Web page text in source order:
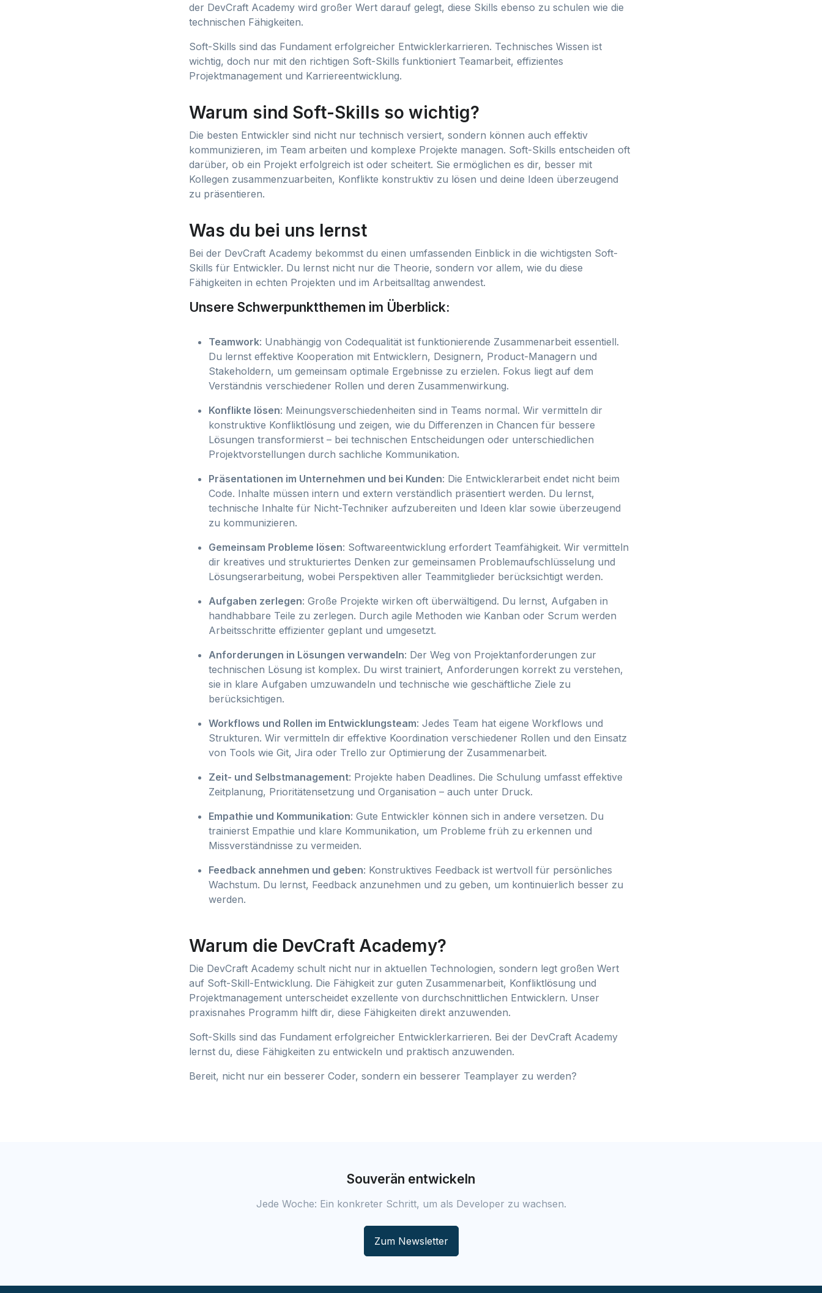
der DevCraft Academy wird großer Wert darauf gelegt, diese Skills ebenso zu schulen wie die
technischen Fähigkeiten.
Soft-Skills sind das Fundament erfolgreicher Entwicklerkarrieren. Technisches Wissen ist
wichtig, doch nur mit den richtigen Soft-Skills funktioniert Teamarbeit, effizientes
Projektmanagement und Karriereentwicklung.
Warum sind Soft-Skills so wichtig?
Die besten Entwickler sind nicht nur technisch versiert, sondern können auch effektiv
kommunizieren, im Team arbeiten und komplexe Projekte managen. Soft-Skills entscheiden oft
darüber, ob ein Projekt erfolgreich ist oder scheitert. Sie ermöglichen es dir, besser mit
Kollegen zusammenzuarbeiten, Konflikte konstruktiv zu lösen und deine Ideen überzeugend
zu präsentieren.
Was du bei uns lernst
Bei der DevCraft Academy bekommst du einen umfassenden Einblick in die wichtigsten Soft-
Skills für Entwickler. Du lernst nicht nur die Theorie, sondern vor allem, wie du diese
Fähigkeiten in echten Projekten und im Arbeitsalltag anwendest.
Unsere Schwerpunktthemen im Überblick:
Teamwork: Unabhängig von Codequalität ist funktionierende Zusammenarbeit essentiell.
Du lernst effektive Kooperation mit Entwicklern, Designern, Product-Managern und
Stakeholdern, um gemeinsam optimale Ergebnisse zu erzielen. Fokus liegt auf dem
Verständnis verschiedener Rollen und deren Zusammenwirkung.
Konflikte lösen: Meinungsverschiedenheiten sind in Teams normal. Wir vermitteln dir
konstruktive Konfliktlösung und zeigen, wie du Differenzen in Chancen für bessere
Lösungen transformierst – bei technischen Entscheidungen oder unterschiedlichen
Projektvorstellungen durch sachliche Kommunikation.
Präsentationen im Unternehmen und bei Kunden: Die Entwicklerarbeit endet nicht beim
Code. Inhalte müssen intern und extern verständlich präsentiert werden. Du lernst,
technische Inhalte für Nicht-Techniker aufzubereiten und Ideen klar sowie überzeugend
zu kommunizieren.
Gemeinsam Probleme lösen: Softwareentwicklung erfordert Teamfähigkeit. Wir vermitteln
dir kreatives und strukturiertes Denken zur gemeinsamen Problemaufschlüsselung und
Lösungserarbeitung, wobei Perspektiven aller Teammitglieder berücksichtigt werden.
Aufgaben zerlegen: Große Projekte wirken oft überwältigend. Du lernst, Aufgaben in
handhabbare Teile zu zerlegen. Durch agile Methoden wie Kanban oder Scrum werden
Arbeitsschritte effizienter geplant und umgesetzt.
Anforderungen in Lösungen verwandeln: Der Weg von Projektanforderungen zur
technischen Lösung ist komplex. Du wirst trainiert, Anforderungen korrekt zu verstehen,
sie in klare Aufgaben umzuwandeln und technische wie geschäftliche Ziele zu
berücksichtigen.
Workflows und Rollen im Entwicklungsteam: Jedes Team hat eigene Workflows und
Strukturen. Wir vermitteln dir effektive Koordination verschiedener Rollen und den Einsatz
von Tools wie Git, Jira oder Trello zur Optimierung der Zusammenarbeit.
Zeit- und Selbstmanagement: Projekte haben Deadlines. Die Schulung umfasst effektive
Zeitplanung, Prioritätensetzung und Organisation – auch unter Druck.
Empathie und Kommunikation: Gute Entwickler können sich in andere versetzen. Du
trainierst Empathie und klare Kommunikation, um Probleme früh zu erkennen und
Missverständnisse zu vermeiden.
Feedback annehmen und geben: Konstruktives Feedback ist wertvoll für persönliches
Wachstum. Du lernst, Feedback anzunehmen und zu geben, um kontinuierlich besser zu
werden.
Warum die DevCraft Academy?
Die DevCraft Academy schult nicht nur in aktuellen Technologien, sondern legt großen Wert
auf Soft-Skill-Entwicklung. Die Fähigkeit zur guten Zusammenarbeit, Konfliktlösung und
Projektmanagement unterscheidet exzellente von durchschnittlichen Entwicklern. Unser
praxisnahes Programm hilft dir, diese Fähigkeiten direkt anzuwenden.
Soft-Skills sind das Fundament erfolgreicher Entwicklerkarrieren. Bei der DevCraft Academy
lernst du, diese Fähigkeiten zu entwickeln und praktisch anzuwenden.
Bereit, nicht nur ein besserer Coder, sondern ein besserer Teamplayer zu werden?
Souverän entwickeln
Jede Woche: Ein konkreter Schritt, um als Developer zu wachsen.
Zum Newsletter